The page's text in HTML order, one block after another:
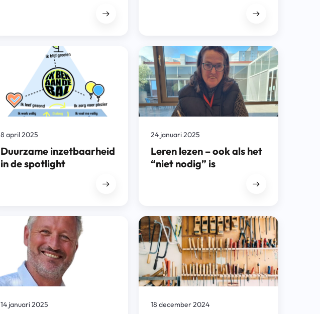
Duurzame inzetbaarheid
in de spotlight
8 april 2025
Leren lezen – ook als het
“niet nodig” is
24 januari 2025
14 januari 2025 18 december 2024